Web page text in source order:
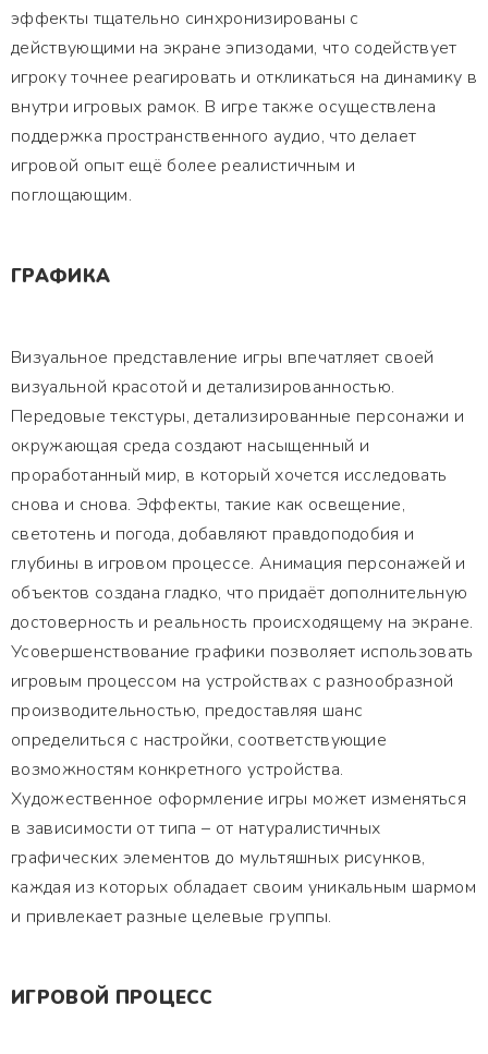
эффекты тщательно синхронизированы с
действующими на экране эпизодами, что содействует
игроку точнее реагировать и откликаться на динамику в
внутри игровых рамок. В игре также осуществлена
поддержка пространственного аудио, что делает
игровой опыт ещё более реалистичным и
поглощающим.
ГРАФИКА
Визуальное представление игры впечатляет своей
визуальной красотой и детализированностью.
Передовые текстуры, детализированные персонажи и
окружающая среда создают насыщенный и
проработанный мир, в который хочется исследовать
снова и снова. Эффекты, такие как освещение,
светотень и погода, добавляют правдоподобия и
глубины в игровом процессе. Анимация персонажей и
объектов создана гладко, что придаёт дополнительную
достоверность и реальность происходящему на экране.
Усовершенствование графики позволяет использовать
игровым процессом на устройствах с разнообразной
производительностью, предоставляя шанс
определиться с настройки, соответствующие
возможностям конкретного устройства.
Художественное оформление игры может изменяться
в зависимости от типа – от натуралистичных
графических элементов до мультяшных рисунков,
каждая из которых обладает своим уникальным шармом
и привлекает разные целевые группы.
ИГРОВОЙ ПРОЦЕСС